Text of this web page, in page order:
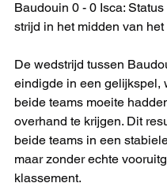
Baudouin 0 - 0 Isca:
strijd in het midden van
De wedstrijd tussen
eindigde in een gelijkspel,
beide teams moeite
overhand te krijgen. Dit
beide teams in een
maar zonder echte
klassement.